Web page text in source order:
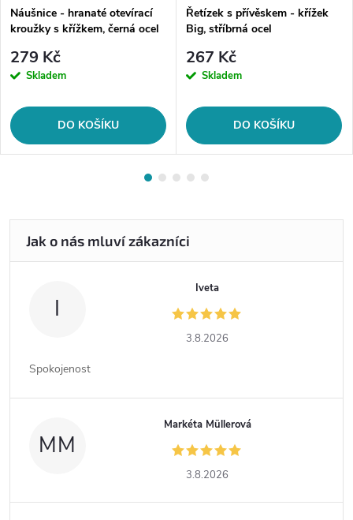
Náušnice - hranaté otevírací
kroužky s křížkem, černá ocel
279 Kč
Skladem
DO KOŠÍKU
Řetízek s přívěskem - křížek
Big, stříbrná ocel
267 Kč
Skladem
DO KOŠÍKU
I
Iveta
3.8.2026
Spokojenost
MM
Markéta Müllerová
3.8.2026